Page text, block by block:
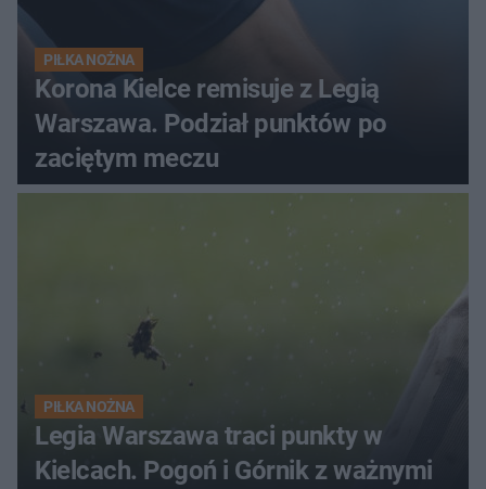
PIŁKA NOŻNA
Korona Kielce remisuje z Legią
Warszawa. Podział punktów po
zaciętym meczu
PIŁKA NOŻNA
Legia Warszawa traci punkty w
Kielcach. Pogoń i Górnik z ważnymi